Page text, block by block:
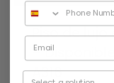
Piso de
–
A316